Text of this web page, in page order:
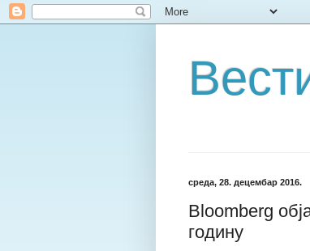
среда, 28. децембар 2016.
Bloomberg
годину